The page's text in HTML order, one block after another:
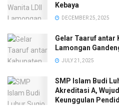
Kebaya
DECEMBER 25, 2025
Gelar Taaruf antar
Lamongan
JULY 21, 2025
SMP Islam Budi
Akreditasi A,
Keunggulan